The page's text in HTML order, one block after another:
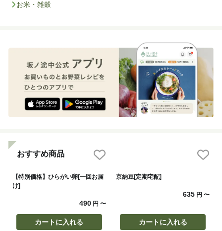
お米・雑穀
おすすめ商品
【特別価格】ひらがい卵[一回お届
け]
490円 〜
カートに入れる
京納豆[定期宅配]
635 円〜
カートに入れる